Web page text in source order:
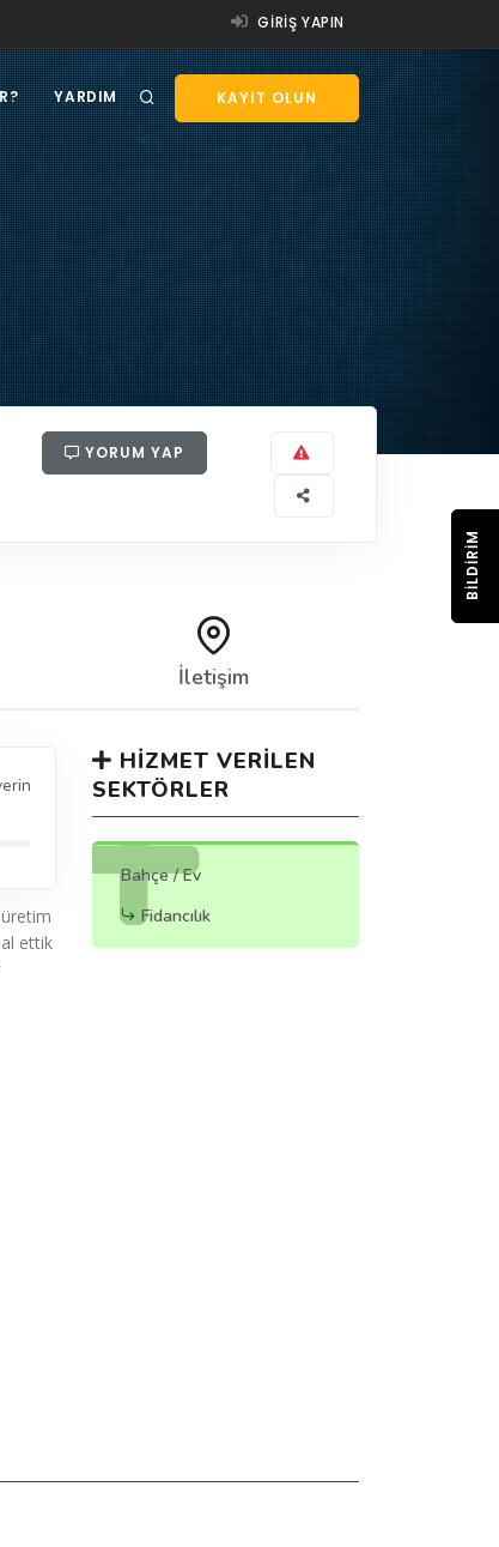
GIRIŞ YAPIN
KAYIT OLUN
YARDIM
YORUM YAP
İletişim
ettik
HIZMET VERILEN
SEKTÖRLER
Bahçe / Ev
Fidancılık
BILDIRIM